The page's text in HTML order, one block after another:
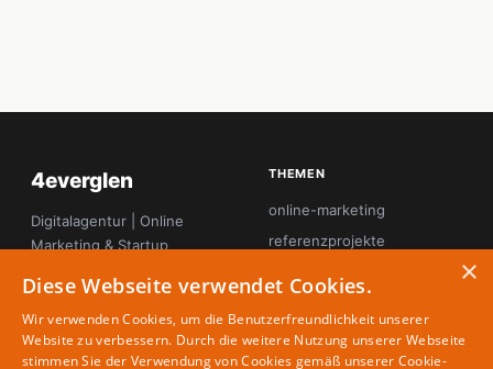
4everglen
Digitalagentur | Online
Marketing & Startup
THEMEN
online-marketing
referenzprojekte
tool-tipps
webdesign
×
Diese Webseite verwendet Cookies.
Wir verwenden Cookies, um die Benutzerfreundlichkeit unserer
Website zu verbessern. Durch die weitere Nutzung unserer Webseite
stimmen Sie der Verwendung von Cookies gemäß unserer Cookie-